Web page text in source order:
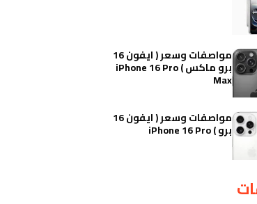
مواصفات وسعر ( ايفون 16
برو ماكس ) iPhone 16 Pro
Max
مواصفات وسعر ( ايفون 16
برو ) iPhone 16 Pro